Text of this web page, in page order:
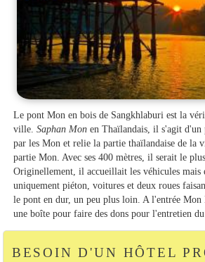
Le pont Mon en bois de Sangkhlaburi est la
ville.Saphan Mon en Thaïlandais, il s'agit d'un
par les Mon et relie la partie thaïlandaise de la
partie Mon. Avec ses 400 mètres, il serait le
Originellement, il accueillait les véhicules mais
uniquement piéton, voitures et deux roues
le pont en dur, un peu plus loin. A l'entrée Mon
une boîte pour faire des dons pour l'entretien du
BESOIN D'UN HÔTEL